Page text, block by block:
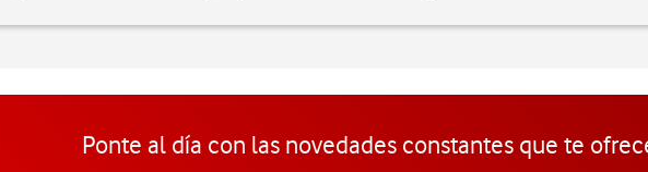
Ponte al día con las novedades constantes que te